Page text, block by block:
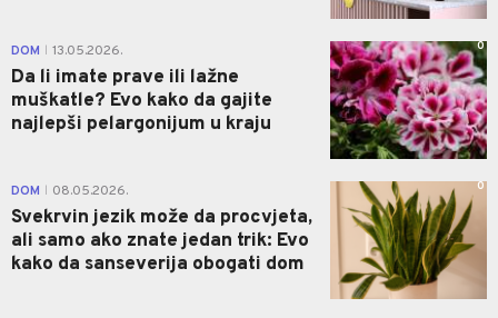
DOM 13.05.2026.
Da li imate prave ili lažne
muškatle? Evo kako da gajite
najlepši pelargonijum u kraju
0
DOM 08.05.2026.
Svekrvin jezik može da procvjeta,
ali samo ako znate jedan trik: Evo
kako da sanseverija obogati dom
0